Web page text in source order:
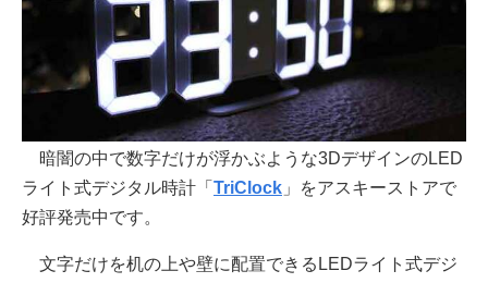
暗闇の中で数字だけが浮かぶような3DデザインのLED
ライト式デジタル時計「 TriClock 」をアスキーストアで
好評発売中です。
文字だけを机の上や壁に配置できるLEDライト式デジ